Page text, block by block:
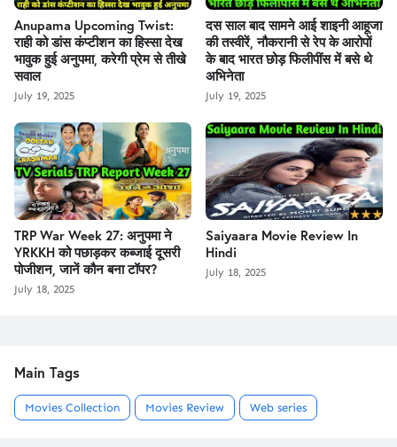
Anupama Upcoming Twist:
राही को डांस कंप्टीशन का हिस्सा देख
भावुक हुई अनुपमा, करेगी प्रेम से तीखे
सवाल
July 19, 2025
दस साल बाद सामने आई शाइनी आहूजा
की तस्वीरें, नौकरानी से रेप के आरोपों
के बाद भारत छोड़ फिलीपींस में बसे थे
अभिनेता
July 19, 2025
TRP War Week 27: अनुपमा ने
YRKKH को पछाड़कर कब्जाई दूसरी
पोजीशन, जानें कौन बना टॉपर?
July 18, 2025
Saiyaara Movie Review In
Hindi
July 18, 2025
Main Tags
Movies Collection Movies Review Web series